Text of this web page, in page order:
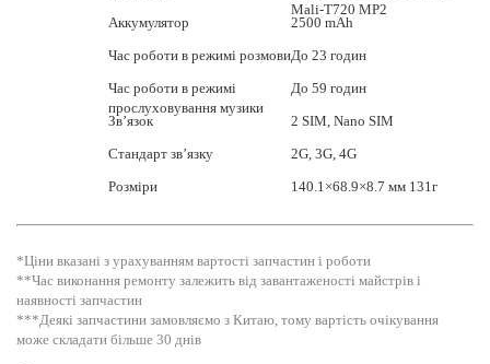
Аккумулятор
Час роботи в режимі розмови
Час роботи в режимі
прослуховування музики
Зв’язок
Стандарт зв’язку
Розміри
Mali-T720 MP2
2500 mAh
До 23 годин
До 59 годин
2 SIM, Nano SIM
2G, 3G, 4G
140.1×68.9×8.7 мм 131г
*Ціни вказані з урахуванням вартості запчастин і роботи
**Час виконання ремонту залежить від завантаженості майстрів і
наявності запчастин
***Деякі запчастини замовляємо з Китаю, тому вартість очікування
може складати більше 30 днів